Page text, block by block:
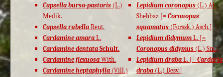
Capsella bursa-pastoris (L.)
Medik.
Capsella rubella Reut.
Cardamine amara L.
Cardamine dentata Schult.
Cardamine flexuosa With.
Cardamine heptaphylla (Vill.)
Lepidium coronopus (L.) Al-
Shehbaz [=Coronopus
squamatus (Forssk.) Asch.]
Lepidium didymum L. [=
Coronopus didymus (L.) Sm.]
Lepidium draba L. [=Cardaria
draba (L.) Desv.]